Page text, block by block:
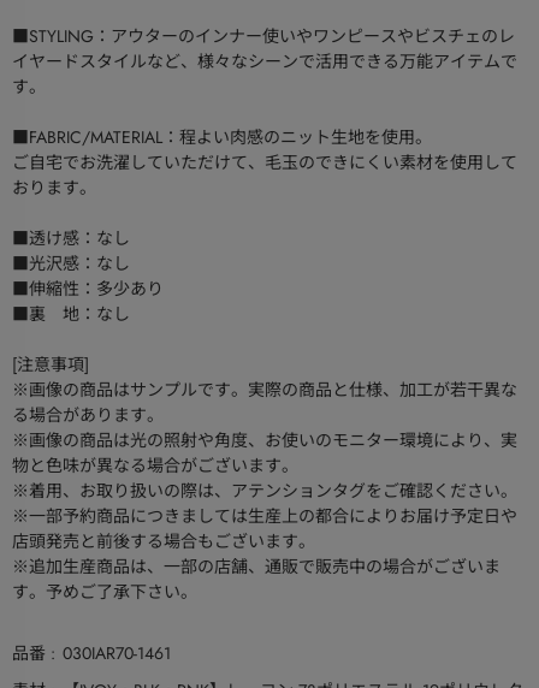
■STYLING：アウターのインナー使いやワンピースやビスチェのレ
イヤードスタイルなど、様々なシーンで活用できる万能アイテムで
す。
■FABRIC/MATERIAL：程よい肉感のニット生地を使用。
ご自宅でお洗濯していただけて、毛玉のできにくい素材を使用して
おります。
■透け感：なし
■光沢感：なし
■伸縮性：多少あり
■裏 地：なし
[注意事項]
※画像の商品はサンプルです。実際の商品と仕様、加工が若干異な
る場合があります。
※画像の商品は光の照射や角度、お使いのモニター環境により、実
物と色味が異なる場合がございます。
※着用、お取り扱いの際は、アテンションタグをご確認ください。
※一部予約商品につきましては生産上の都合によりお届け予定日や
店頭発売と前後する場合もございます。
※追加生産商品は、一部の店舗、通販で販売中の場合がございま
す。予めご了承下さい。
品番
030IAR70-1461